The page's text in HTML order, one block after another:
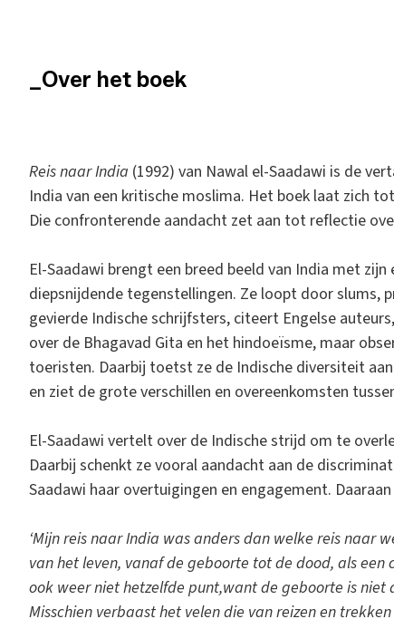
_Over het boek
Reis naar India (1992) van Nawal el-Saadawi is de
India van een kritische moslima. Het boek laat zich
Die confronterende aandacht zet aan tot reflectie
El-Saadawi brengt een breed beeld van India met
diepsnijdende tegenstellingen. Ze loopt door slums,
gevierde Indische schrijfsters, citeert Engelse
over de Bhagavad Gita en het hindoeïsme, maar
toeristen. Daarbij toetst ze de Indische diversiteit
en ziet de grote verschillen en overeenkomsten
El-Saadawi vertelt over de Indische strijd om te
Daarbij schenkt ze vooral aandacht aan de
Saadawi haar overtuigingen en engagement.
‘Mijn reis naar India was anders dan welke reis naar
van het leven, vanaf de geboorte tot de dood, als
ook weer niet hetzelfde punt,want de geboorte is niet
Misschien verbaast het velen die van reizen en